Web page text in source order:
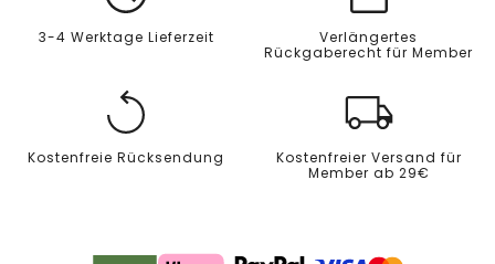
3-4 Werktage Lieferzeit
Verlängertes
Rückgaberecht für Member
Kostenfreie Rücksendung
Kostenfreier Versand für
Member ab 29€